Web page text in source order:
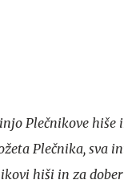
Plečnikove hiše
Plečnika, sva
hiši in za dober